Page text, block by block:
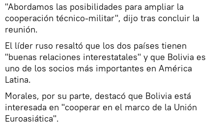
"Abordamos las posibilidades para ampliar la
cooperación técnico-militar", dijo tras concluir la
reunión.
El líder ruso resaltó que los dos países tienen
"buenas relaciones interestatales" y que Bolivia es
uno de los socios más importantes en América
Latina.
Morales, por su parte, destacó que Bolivia está
interesada en "cooperar en el marco de la Unión
Euroasiática".